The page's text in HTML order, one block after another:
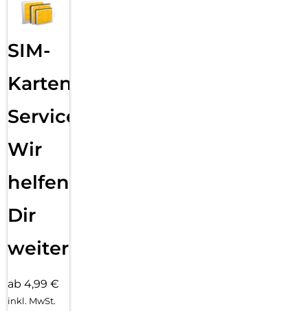
SIM-
Karten
Service:
Wir
helfen
Dir
weiter
ab 4,99 €
inkl. MwSt.